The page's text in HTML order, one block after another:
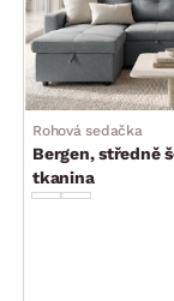
Rohová sedačka
Bergen, středně
tkanina